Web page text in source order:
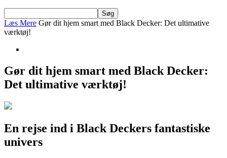
Læs Mere Gør dit hjem smart med Black Decker: Det ultimative
værktøj!
Gør dit hjem smart med Black Decker:
Det ultimative værktøj!
En rejse ind i Black Deckers fantastiske
univers